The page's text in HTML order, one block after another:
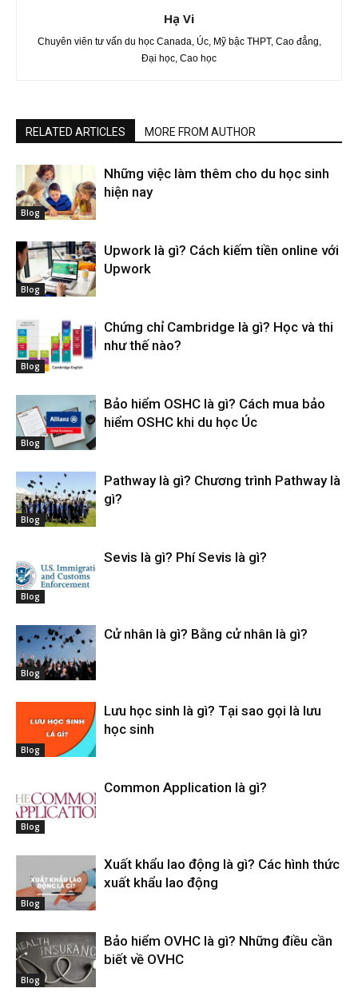
Hạ Vi
Chuyên viên tư vấn du học Canada, Úc, Mỹ bậc THPT, Cao đẳng,
Đại học, Cao học
RELATED ARTICLES MORE FROM AUTHOR
Blog
Những việc làm thêm cho du học sinh
hiện nay
Blog
Upwork là gì? Cách kiếm tiền online với
Upwork
Blog
Chứng chỉ Cambridge là gì? Học và thi
như thế nào?
Blog
Bảo hiểm OSHC là gì? Cách mua bảo
hiểm OSHC khi du học Úc
Blog
Pathway là gì? Chương trình Pathway là
gì?
Blog
Sevis là gì? Phí Sevis là gì?
Blog
Cử nhân là gì? Bằng cử nhân là gì?
Blog
Lưu học sinh là gì? Tại sao gọi là lưu
học sinh
Blog
Common Application là gì?
Blog
Xuất khẩu lao động là gì? Các hình thức
xuất khẩu lao động
Blog
Bảo hiểm OVHC là gì? Những điều cần
biết về OVHC